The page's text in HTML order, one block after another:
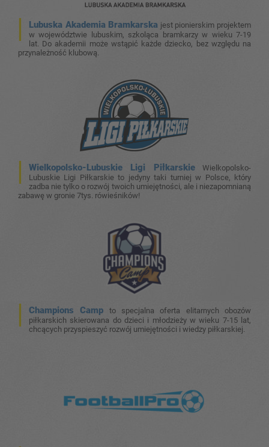
Lubuska Akademia Bramkarska jest pionierskim projektem
w województwie lubuskim, szkoląca bramkarzy w wieku 7-19
lat. Do akademii może wstąpić każde dziecko, bez względu na
przynależność klubową.
Wielkopolsko-Lubuskie Ligi PiłkarskieWielkopolsko-
Lubuskie Ligi Piłkarskie to jedyny taki turniej w Polsce, który
zadba nie tylko o rozwój twoich umiejętności, ale i niezapomnianą
zabawę w gronie 7tys. rówieśników!
Champions Camp to specjalna oferta elitarnych obozów
piłkarskich skierowana do dzieci i młodzieży w wieku 7-15 lat,
chcących przyspieszyć rozwój umiejętności i wiedzy piłkarskiej.